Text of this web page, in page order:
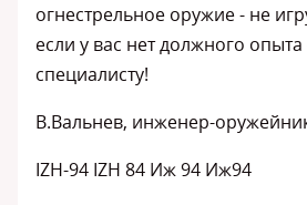
огнестрельное оружие - не
если у вас нет должного
специалисту!
В.Вальнев, инженер-
IZH-94 IZH 84 Иж 94 Иж94